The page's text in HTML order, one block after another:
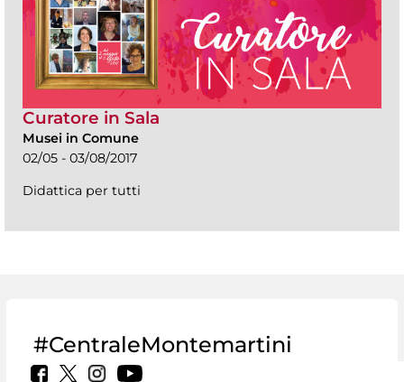
Curatore in Sala
Musei in Comune
02/05 - 03/08/2017
Didattica per tutti
#CentraleMontemartini